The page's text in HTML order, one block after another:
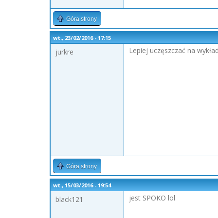
Góra strony
wt., 23/02/2016 - 17:15
jurkre Lepiej uczęszczać na
Góra strony
wt., 15/03/2016 - 19:54
black121 jest SPOKO lol